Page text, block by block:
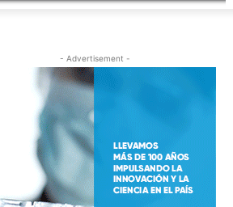
- Advertisement -